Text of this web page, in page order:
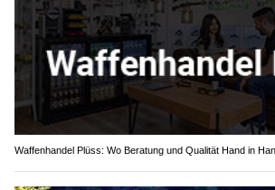
Waffenhandel Plüss: Wo Beratung und Qualität Hand in